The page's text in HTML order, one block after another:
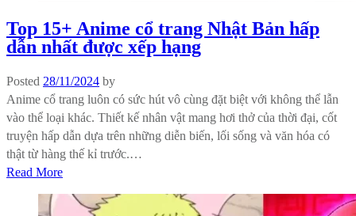
Top 15+ Anime cổ trang Nhật Bản hấp
dẫn nhất được xếp hạng
Posted 28/11/2024 by
Anime cổ trang luôn có sức hút vô cùng đặt biệt với không thể lẫn
vào thể loại khác. Thiết kế nhân vật mang hơi thở của thời đại, cốt
truyện hấp dẫn dựa trên những diễn biến, lối sống và văn hóa có
thật từ hàng thế kỉ trước.…
Read More